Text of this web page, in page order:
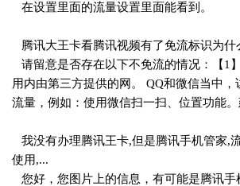
在设置里面的流量设置里面能看到。
腾讯大王卡看腾讯视频有了免流标识为什
请留意是否存在以下不免流的情况：【1
用内由第三方提供的网。 QQ和微信当中
流量，例如：使用微信扫一扫、位置功能。
我没有办理腾讯王卡,但是腾讯手机管家,
使用,...
您好，您图片上的信息，有可能是腾讯手